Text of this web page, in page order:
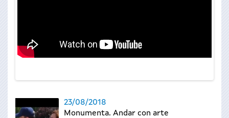
23/08/2018
Monumenta. Andar con arte